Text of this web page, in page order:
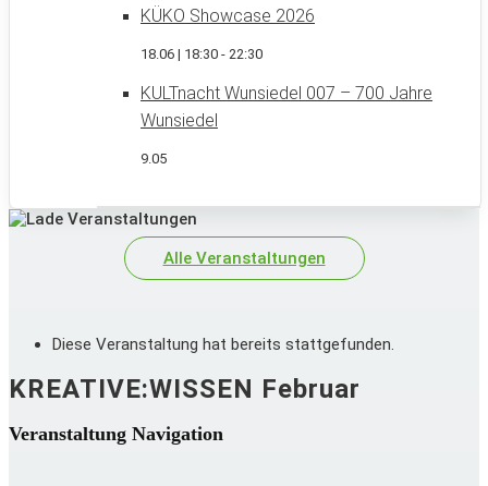
KÜKO Showcase 2026
18.06 | 18:30 - 22:30
KULTnacht Wunsiedel 007 – 700 Jahre
Wunsiedel
9.05
Alle Veranstaltungen
Diese Veranstaltung hat bereits stattgefunden.
KREATIVE:WISSEN Februar
Veranstaltung Navigation